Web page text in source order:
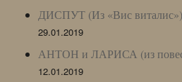
ДИСПУТ (Из «Вис виталис»)
29.01.2019
АНТОН и ЛАРИСА (из
12.01.2019